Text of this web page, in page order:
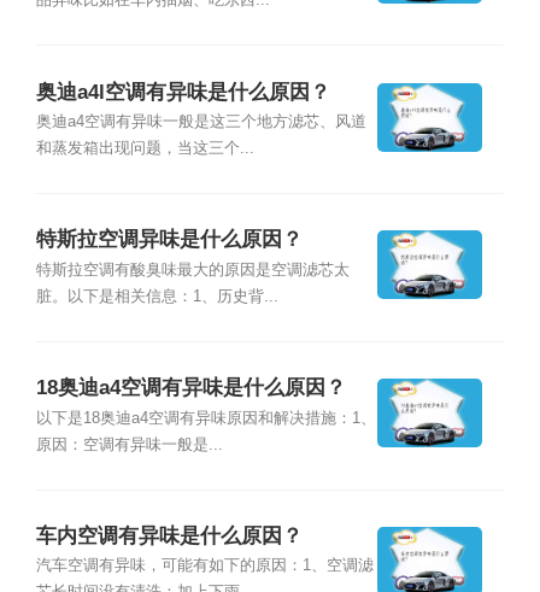
奥迪a4l空调有异味是什么原因？
奥迪a4空调有异味一般是这三个地方滤芯、风道
和蒸发箱出现问题，当这三个...
特斯拉空调异味是什么原因？
特斯拉空调有酸臭味最大的原因是空调滤芯太
脏。以下是相关信息：1、历史背...
18奥迪a4空调有异味是什么原因？
以下是18奥迪a4空调有异味原因和解决措施：1、
原因：空调有异味一般是...
车内空调有异味是什么原因？
汽车空调有异味，可能有如下的原因：1、空调滤